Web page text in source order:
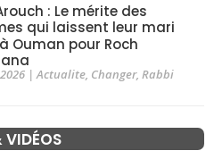
: Le mérite des
qui laissent leur mari
Ouman pour Roch
| Actualite, Changer, Rabbi
VIDÉOS